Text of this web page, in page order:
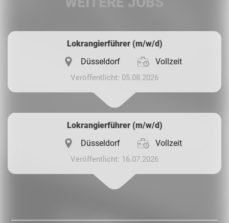
Lokrangierführer (m/w/d)
Düsseldorf
Vollzeit
Veröffentlicht: 05.08.2026
Lokrangierführer (m/w/d)
Düsseldorf
Vollzeit
Veröffentlicht: 16.07.2026